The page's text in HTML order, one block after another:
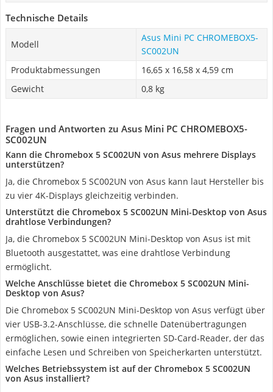
Technische Details
Modell
Asus Mini PC CHROMEBOX5-
SC002UN
Produktabmessungen
‎16,65 x 16,58 x 4,59 cm
Gewicht
0,8 kg
Fragen und Antworten zu Asus Mini PC CHROMEBOX5-
SC002UN
Kann die Chromebox 5 SC002UN von Asus mehrere Displays
unterstützen?
Ja, die Chromebox 5 SC002UN von Asus kann laut Hersteller bis
zu vier 4K-Displays gleichzeitig verbinden.
Unterstützt die Chromebox 5 SC002UN Mini-Desktop von Asus
drahtlose Verbindungen?
Ja, die Chromebox 5 SC002UN Mini-Desktop von Asus ist mit
Bluetooth ausgestattet, was eine drahtlose Verbindung
ermöglicht.
Welche Anschlüsse bietet die Chromebox 5 SC002UN Mini-
Desktop von Asus?
Die Chromebox 5 SC002UN Mini-Desktop von Asus verfügt über
vier USB-3.2-Anschlüsse, die schnelle Datenübertragungen
ermöglichen, sowie einen integrierten SD-Card-Reader, der das
einfache Lesen und Schreiben von Speicherkarten unterstützt.
Welches Betriebssystem ist auf der Chromebox 5 SC002UN
von Asus installiert?